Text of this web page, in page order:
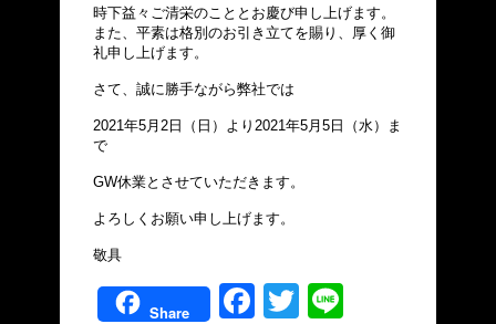
時下益々ご清栄のこととお慶び申し上げます。
また、平素は格別のお引き立てを賜り、厚く御
礼申し上げます。
さて、誠に勝手ながら弊社では
2021年5月2日（日）より2021年5月5日（水）ま
で
GW休業とさせていただきます。
よろしくお願い申し上げます。
敬具
Share
FacebookTwitter